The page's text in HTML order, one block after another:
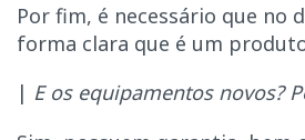
Por fim, é necessário que no
forma clara que é um
| E os equipamentos novos?